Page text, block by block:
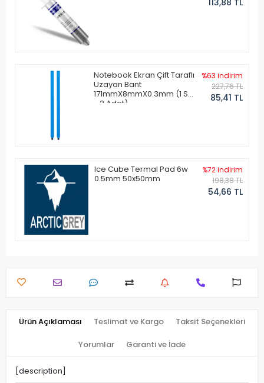
113,88 TL
Notebook Ekran Çift Taraflı
Uzayan Bant
171mmX8mmX0.3mm (1 Set
- 2 Adet)
%63 indirim
227,76 TL
85,41 TL
Ice Cube Termal Pad 6w
0.5mm 50x50mm
%72 indirim
198,38 TL
54,66 TL
Ürün Açıklaması Teslimat ve Kargo Taksit Seçenekleri
Yorumlar Garanti ve İade
[description]